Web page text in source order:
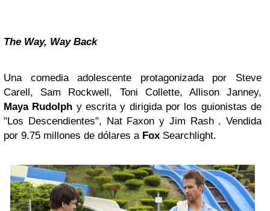
The Way, Way Back
Una comedia adolescente protagonizada por Steve
Carell, Sam Rockwell, Toni Collette, Allison Janney,
Maya Rudolph y escrita y dirigida por los guionistas de
"Los Descendientes", Nat Faxon y Jim Rash . Vendida
por 9.75 millones de dólares a Fox Searchlight.